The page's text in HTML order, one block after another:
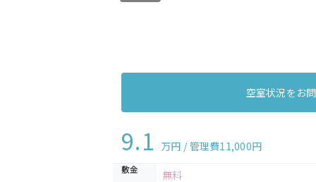
空室状況をお
9.1 万円 / 管理費11,000円
敷金 無料